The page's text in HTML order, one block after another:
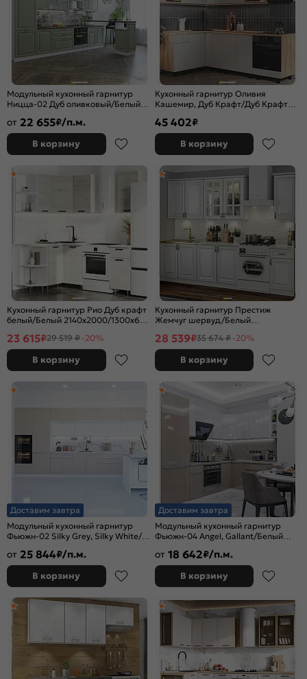
Модульный кухонный гарнитур
Ницца-02 Дуб оливковый/Белый
от 22 655₽/п.м.
В корзину
Кухонный гарнитур Оливия
Кашемир, Дуб Крафт/Дуб Крафт
45 402₽
В корзину
Кухонный гарнитур Рио Дуб крафт
белый/Белый 2140x2000/1300x600
23 615₽29 519 ₽ -20%
В корзину
Кухонный гарнитур Престиж
Жемчуг шервуд/Белый
28 539₽35 674 ₽ -20%
В корзину
Доставим завтра
Модульный кухонный гарнитур
Фьюжн-02 Silky Grey, Silky White/
от 25 844₽/п.м.
В корзину
Доставим завтра
Модульный кухонный гарнитур
Фьюжн-04 Angel, Gallant/Белый
от 18 642₽/п.м.
В корзину